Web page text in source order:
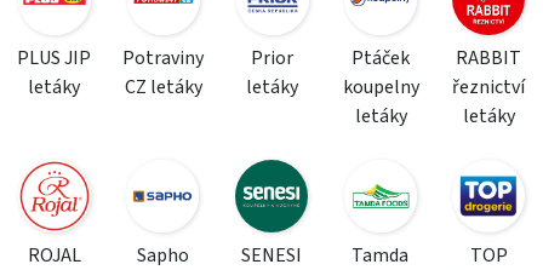
PLUS JIP
letáky
Potraviny
CZ letáky
Prior
letáky
Ptáček
koupelny
letáky
RABBIT
řeznictví
letáky
ROJAL
Sapho
SENESI
Tamda
TOP